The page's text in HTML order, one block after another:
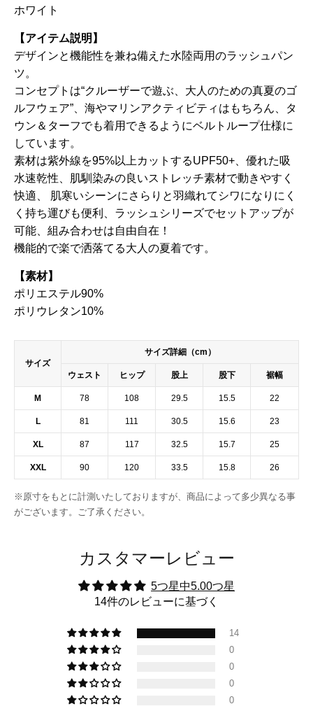
ホワイト
【アイテム説明】
デザインと機能性を兼ね備えた水陸両用のラッシュパン
ツ。
コンセプトは“クルーザーで遊ぶ、大人のための真夏のゴ
ルフウェア”、海やマリンアクティビティはもちろん、タ
ウン＆ターフでも着用できるようにベルトループ仕様に
しています。
素材は紫外線を95%以上カットするUPF50+、優れた吸
水速乾性、肌馴染みの良いストレッチ素材で動きやすく
快適、 肌寒いシーンにさらりと羽織れてシワになりにく
く持ち運びも便利、ラッシュシリーズでセットアップが
可能、組み合わせは自由自在！
機能的で楽で洒落てる大人の夏着です。
【素材】
ポリエステル90%
ポリウレタン10%
サイズ
サイズ詳細（cm）
ウェスト ヒップ 股上 股下 裾幅
M 78 108 29.5 15.5 22
L 81 111 30.5 15.6 23
XL 87 117 32.5 15.7 25
XXL 90 120 33.5 15.8 26
※原寸をもとに計測いたしておりますが、商品によって多少異なる事
がございます。ご了承ください。
カスタマーレビュー
5つ星中5.00つ星
14件のレビューに基づく
14
0
0
0
0